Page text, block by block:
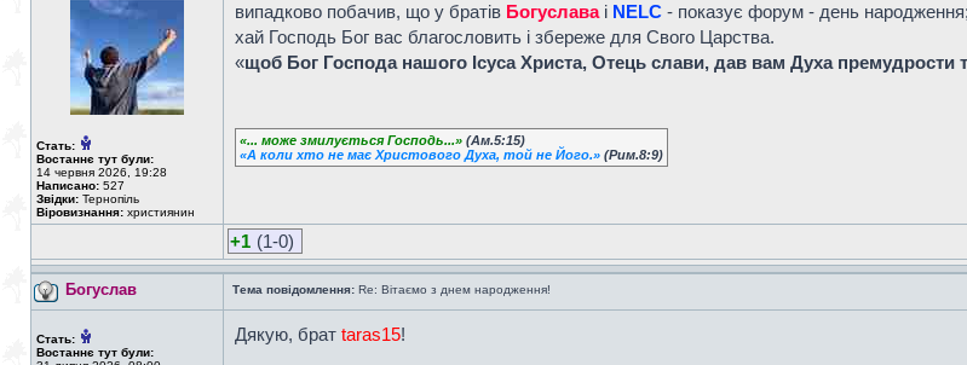
Стать:
Востаннє тут були:
14 червня 2026, 19:28
Написано: 527
Звідки: Тернопіль
Віровизнання: християнин
випадково побачив, що у братів Богуславаі NELC - показує форум - день народження;
хай Господь Бог вас благословить і збереже для Свого Царства.
«щоб Бог Господа нашого Ісуса Христа, Отець слави, дав вам Духа премудрости
«... може змилується Господь...» (Ам.5:15)
«А коли хто не має Христового Духа, той не Його.» (Рим.8:9)
+1 (1-0)
Богуслав Тема повідомлення: Re: Вітаємо з днем народження!
Стать:
Востаннє тут були:
Дякую, брат taras15!